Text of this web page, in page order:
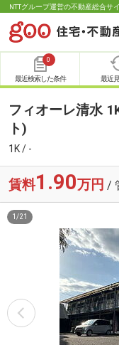
NTTグループ運営の不動産総合サ
0
最近検索した条件 最近
フィオーレ清水
ト)
1K / -
賃料1.90万円 /
1 /21